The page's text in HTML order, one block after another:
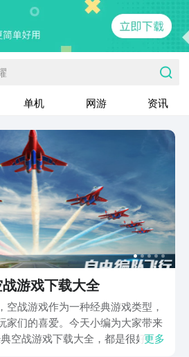
单机 网游 资讯
游戏下载大全
空战游戏作为一种经典游戏类型，
家们的喜爱。今天小编为大家带来
空战游戏下载大全，都是很好玩
更多